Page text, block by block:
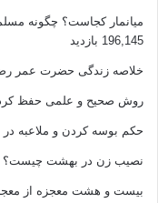
میانمار کجاست؟ چگونه
196,145 بازدید
خلاصه زندگی حضرت عمر
روش صحیح و علمی حفظ
حکم بوسه کردن و ملاعبه در
نصیب زن در بهشت چیست؟
بیست و هشت معجزه از